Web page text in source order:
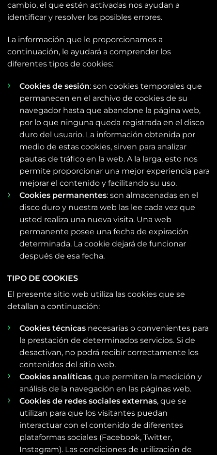
cambio, el que estén activadas nos ayudan a
identificar y resolver los posibles errores.
La información que le proporcionamos a
continuación, le ayudará a comprender los
diferentes tipos de cookies:
Cookies de sesión: son cookies temporales que
permanecen en el archivo de cookies de su
navegador hasta que abandone la página web,
por lo que ninguna queda registrada en el disco
duro del usuario. La información obtenida por
medio de estas cookies, sirven para analizar
pautas de tráfico en la web. A la larga, esto nos
permite proporcionar una mejor experiencia para
mejorar el contenido y facilitando su uso.
Cookies permanentes: son almacenadas en el
disco duro y nuestra web las lee cada vez que
usted realiza una nueva visita. Una web
permanente posee una fecha de expiración
determinada. La cookie dejará de funcionar
después de esa fecha.
TIPO DE COOKIES
El presente sitio web utiliza las cookies que se
detallan a continuación:
Cookies técnicas necesarias o convenientes para
la prestación de determinados servicios. Si de
desactivan, no podrá recibir correctamente los
contenidos del sitio web.
Cookies analíticas, que permiten la medición y
análisis de la navegación en las páginas web.
Cookies de redes sociales externas, que se
utilizan para que los visitantes puedan
interactuar con el contenido de diferentes
plataformas sociales (Facebook, Twitter,
Instagram). Las condiciones de utilización de